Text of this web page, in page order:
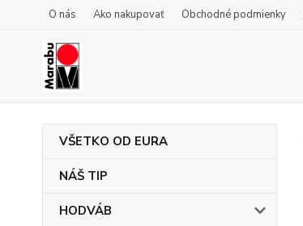
O nás Ako nakupovať Obchodné podmienky
VŠETKO OD EURA
NÁŠ TIP
HODVÁB